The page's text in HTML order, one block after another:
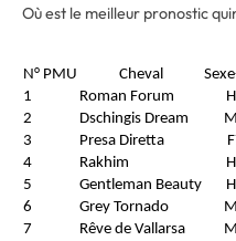
Où est le meilleur pronostic
N° PMU Cheval
1
Roman Forum
2
Dschingis Dream
3
Presa Diretta
4
Rakhim
5
Gentleman Beauty
6
Grey Tornado
7
Rêve de Vallarsa